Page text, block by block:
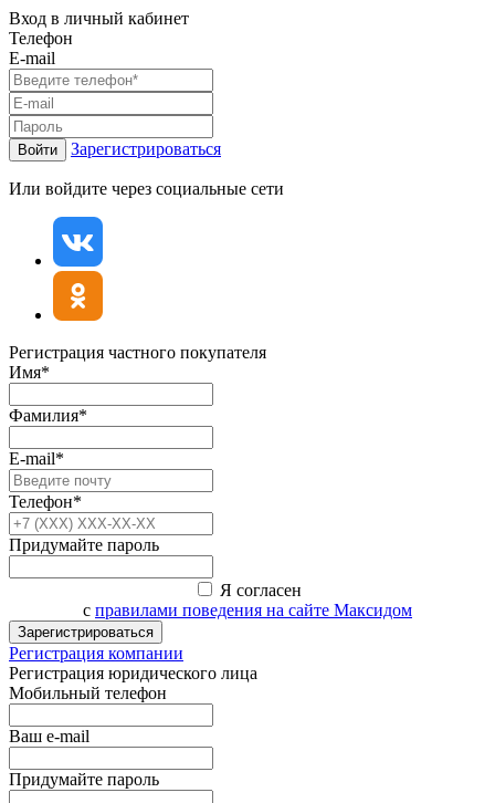
Вход в личный кабинет
Телефон
E-mail
Войти Зарегистрироваться
Или войдите через социальные сети
Регистрация частного покупателя
Имя*
Фамилия*
E-mail*
Телефон*
Придумайте пароль
Я согласен
с правилами поведения на сайте Максидом
Зарегистрироваться
Регистрация компании
Регистрация юридического лица
Мобильный телефон
Ваш e-mail
Придумайте пароль